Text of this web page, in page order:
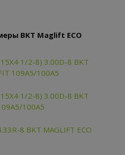
BKT Maglift ECO
1/2-8) 3.00D-8 BKT
109A5/100A5
1/2-8) 3.00D-8 BKT
100A5
8 BKT MAGLIFT ECO